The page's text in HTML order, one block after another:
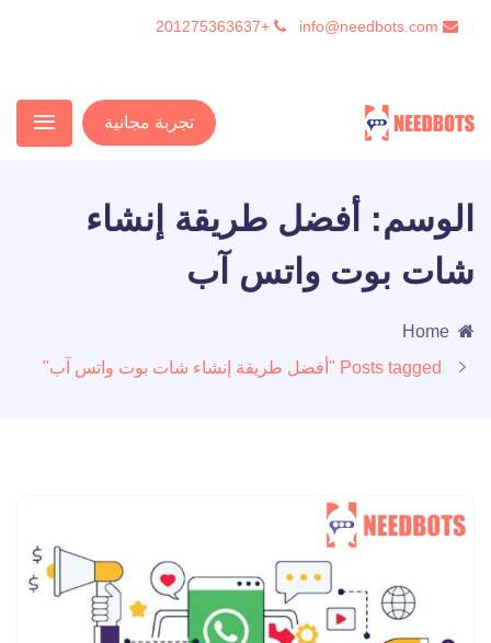
+201275363637
تجربة مجانية
الوسم: أفضل طريقة إنشاء
شات بوت واتس آب
Home
Posts tagged "أفضل طريقة إنشاء شات بوت واتس آب"